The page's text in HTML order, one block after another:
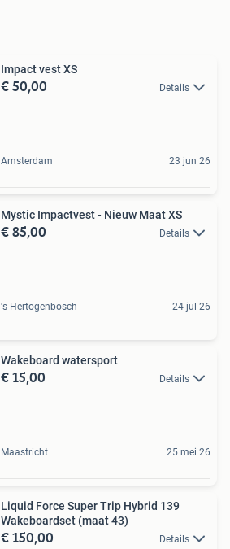
Impact vest XS
€ 50,00 Details
Amsterdam 23 jun 26
Mystic Impactvest - Nieuw Maat XS
€ 85,00 Details
's-Hertogenbosch 24 jul 26
Wakeboard watersport
€ 15,00 Details
Maastricht 25 mei 26
Liquid Force Super Trip Hybrid 139
Wakeboardset (maat 43)
€ 150,00 Details